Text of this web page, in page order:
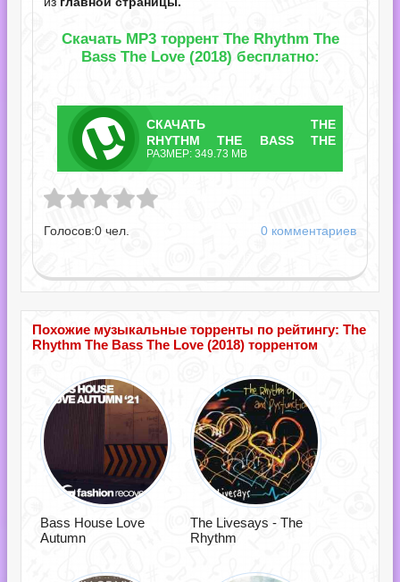
Скачать MP3 торрент The Rhythm The
Bass The Love (2018) бесплатно:
СКАЧАТЬ
ТОРРЕНТ
THE
RHYTHM THE BASS THE
LOVE.TORRENT
РАЗМЕР: 349.73 MB
Bass The Love.torrent
Голосов:0 чел. 0 комментариев
Похожие музыкальные торренты по рейтингу: The
Rhythm The Bass The Love (2018) торрентом
Bass House Love
Autumn
The Livesays - The
Rhythm